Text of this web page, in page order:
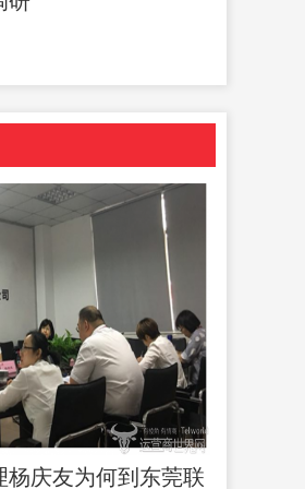
杨庆友为何到东莞联